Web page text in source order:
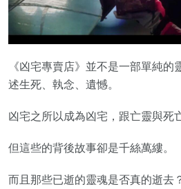
《凶宅專賣店》並不是一部單純的
述生死、執念、遺憾。
凶宅之所以成為凶宅，跟亡靈與死
但這些的背後故事卻是千絲萬縷。
而且那些已逝的靈魂是否真的逝去